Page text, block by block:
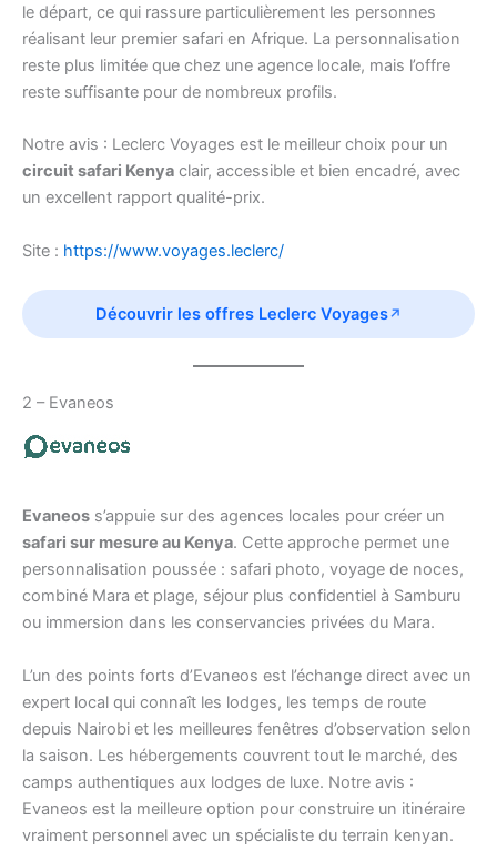
le départ, ce qui rassure particulièrement les personnes
réalisant leur premier safari en Afrique. La personnalisation
reste plus limitée que chez une agence locale, mais l’offre
reste suffisante pour de nombreux profils.
Notre avis : Leclerc Voyages est le meilleur choix pour un
circuit safari Kenya clair, accessible et bien encadré, avec
un excellent rapport qualité-prix.
Site : https://www.voyages.leclerc/
Découvrir les offres Leclerc Voyages
2 – Evaneos
Evaneos s’appuie sur des agences locales pour créer un
safari sur mesure au Kenya. Cette approche permet une
personnalisation poussée : safari photo, voyage de noces,
combiné Mara et plage, séjour plus confidentiel à Samburu
ou immersion dans les conservancies privées du Mara.
L’un des points forts d’Evaneos est l’échange direct avec un
expert local qui connaît les lodges, les temps de route
depuis Nairobi et les meilleures fenêtres d’observation selon
la saison. Les hébergements couvrent tout le marché, des
camps authentiques aux lodges de luxe. Notre avis :
Evaneos est la meilleure option pour construire un itinéraire
vraiment personnel avec un spécialiste du terrain kenyan.